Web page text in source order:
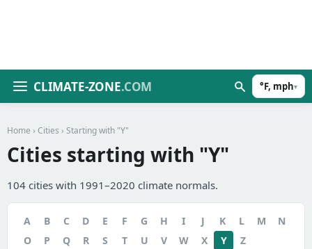
CLIMATE-ZONE.COM °F, mph▾
Home › Cities › Starting with "Y"
Cities starting with "Y"
104 cities with 1991–2020 climate normals.
A B C D E F G H I J K L M
N
O
P Q R S T U V W X Y Z